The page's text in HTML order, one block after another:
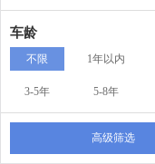
车龄
不限 1年以内
3-5年 5-8年
高级筛选